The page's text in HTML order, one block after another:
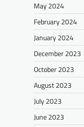
May 2024
February 2024
January 2024
December 2023
October 2023
August 2023
July 2023
June 2023